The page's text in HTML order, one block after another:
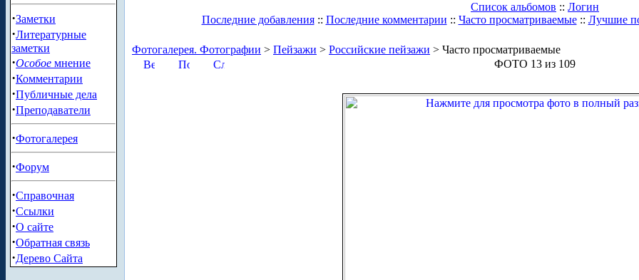
·Заметки
·Литературные
заметки
·Особое мнение
·Комментарии
·Публичные дела
·Преподаватели
·Фотогалерея
·Форум
·Справочная
·Ссылки
·О сайте
·Обратная связь
·Дерево Сайта
Список альбомов :: Логин
Последние добавления:: Последние комментарии :: Часто просматриваемые:: Лучшие
Фотогалерея. Фотографии > Пейзажи > Российские пейзажи > Часто просматриваемые
ФОТО 13 из 109